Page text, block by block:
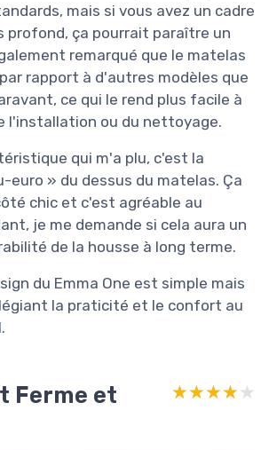
mais si vous avez un cadre
profond, ça pourrait paraître un
remarqué que le matelas
rapport à d'autres modèles que
ce qui le rend plus facile à
l'installation ou du nettoyage.
qui m'a plu, c'est la
euro » du dessus du matelas. Ça
chic et c'est agréable au
je me demande si cela aura un
de la housse à long terme.
du Emma One est simple mais
la praticité et le confort au
Ferme et
★★★★★
★★★★★